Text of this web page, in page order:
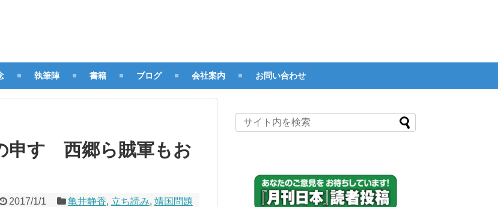
執筆陣 書籍 ブログ 会社案内 お問い合わせ
申す 西郷ら賊軍もお
2017/1/1 亀井静香, 立ち読み, 靖国問題